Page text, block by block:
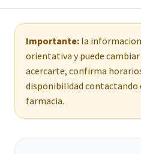
Importante:la informacion
orientativa y puede cambiar
acercarte, confirma
disponibilidad contactando
farmacia.